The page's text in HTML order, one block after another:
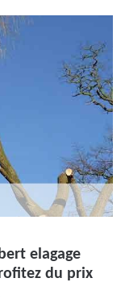
elagage
du prix